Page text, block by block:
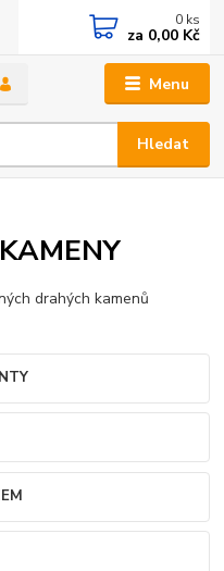
Menu
Hledat
0 ks
za 0,00 Kč
drahých kamenů